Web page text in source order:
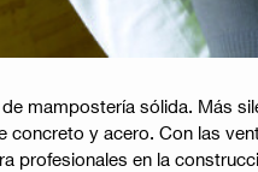
mampostería sólida. Más
y acero. Con las
profesionales en la